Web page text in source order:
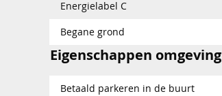
Energielabel C
Begane grond
Eigenschappen omgeving
Betaald parkeren in de buurt